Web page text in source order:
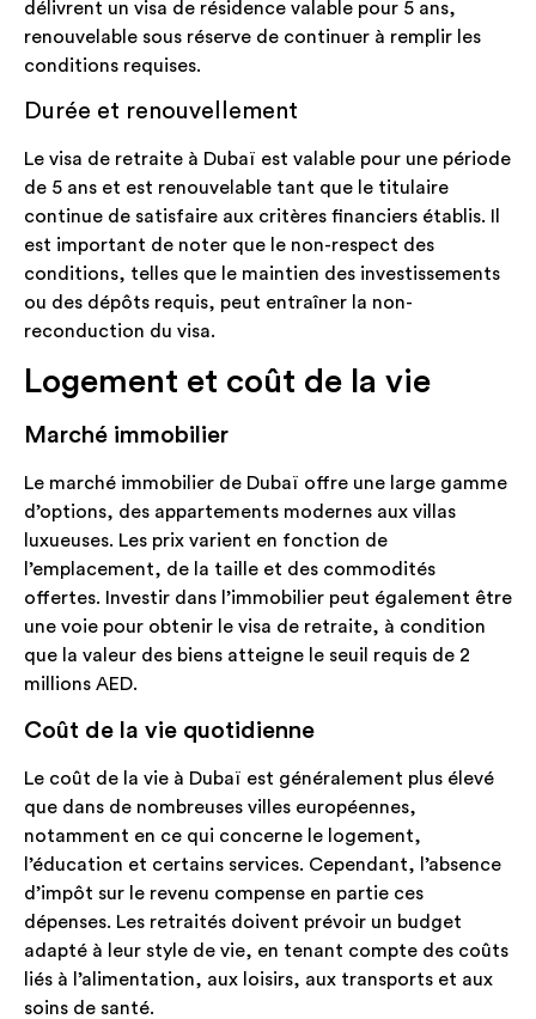
délivrent un visa de résidence valable pour 5 ans,
renouvelable sous réserve de continuer à remplir les
conditions requises.
Durée et renouvellement
Le visa de retraite à Dubaï est valable pour une période
de 5 ans et est renouvelable tant que le titulaire
continue de satisfaire aux critères financiers établis. Il
est important de noter que le non-respect des
conditions, telles que le maintien des investissements
ou des dépôts requis, peut entraîner la non-
reconduction du visa.
Logement et coût de la vie
Marché immobilier
Le marché immobilier de Dubaï offre une large gamme
d’options, des appartements modernes aux villas
luxueuses. Les prix varient en fonction de
l’emplacement, de la taille et des commodités
offertes. Investir dans l’immobilier peut également être
une voie pour obtenir le visa de retraite, à condition
que la valeur des biens atteigne le seuil requis de 2
millions AED.
Coût de la vie quotidienne
Le coût de la vie à Dubaï est généralement plus élevé
que dans de nombreuses villes européennes,
notamment en ce qui concerne le logement,
l’éducation et certains services. Cependant, l’absence
d’impôt sur le revenu compense en partie ces
dépenses. Les retraités doivent prévoir un budget
adapté à leur style de vie, en tenant compte des coûts
liés à l’alimentation, aux loisirs, aux transports et aux
soins de santé.